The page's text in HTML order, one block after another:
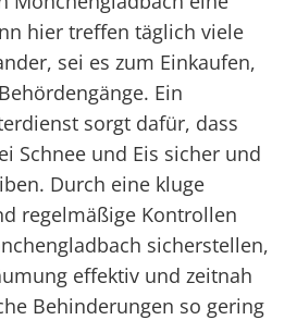
hier treffen täglich viele
sei es zum Einkaufen,
Ein
sorgt dafür, dass
Schnee und Eis sicher und
Durch eine kluge
regelmäßige Kontrollen
sicherstellen,
effektiv und zeitnah
Behinderungen so gering